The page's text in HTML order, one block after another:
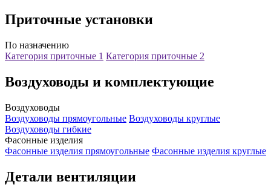
Приточные установки
По назначению
Категория приточные 1 Категория приточные 2
Воздуховоды и комплектующие
Воздуховоды
Воздуховоды прямоугольные Воздуховоды круглые
Воздуховоды гибкие
Фасонные изделия
Фасонные изделия прямоугольные Фасонные изделия круглые
Детали вентиляции